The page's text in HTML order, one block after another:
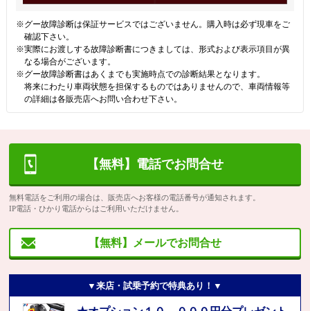
※グー故障診断は保証サービスではございません。購入時は必ず現車をご
確認下さい。
※実際にお渡しする故障診断書につきましては、形式および表示項目が異
なる場合がございます。
※グー故障診断書はあくまでも実施時点での診断結果となります。
将来にわたり車両状態を担保するものではありませんので、車両情報等
の詳細は各販売店へお問い合わせ下さい。
【無料】電話でお問合せ
無料電話をご利用の場合は、販売店へお客様の電話番号が通知されます。
IP電話・ひかり電話からはご利用いただけません。
【無料】メールでお問合せ
▼来店・試乗予約で特典あり！▼